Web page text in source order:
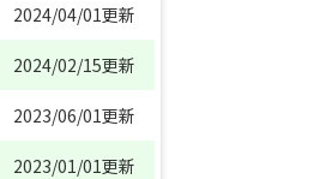
2024/04/01更新
2024/02/15更新
2023/06/01更新
2023/01/01更新